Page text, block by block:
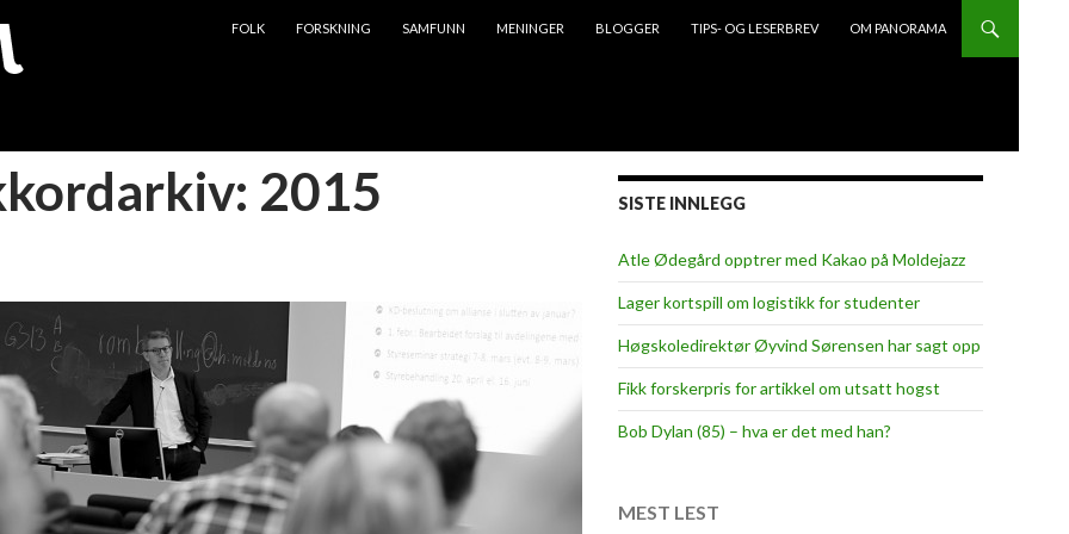
FOLK
FORSKNING SAMFUNN MENINGER BLOGGER TIPS- OG LESERBREV OM PANORAMA
2015 SISTE INNLEGG
Atle Ødegård opptrer med Kakao på Moldejazz
Lager kortspill om logistikk for studenter
Høgskoledirektør Øyvind Sørensen har sagt opp
Fikk forskerpris for artikkel om utsatt hogst
Bob Dylan (85) – hva er det med han?
MEST LEST